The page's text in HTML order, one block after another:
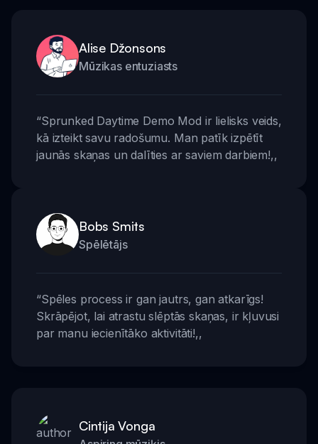
Alise Džonsons
Mūzikas entuziasts
“Sprunked Daytime Demo Mod ir lielisks veids,
kā izteikt savu radošumu. Man patīk izpētīt
jaunās skaņas un dalīties ar saviem darbiem!,,
Bobs Smits
Spēlētājs
“Spēles process ir gan jautrs, gan atkarīgs!
Skrāpējot, lai atrastu slēptās skaņas, ir kļuvusi
par manu iecienītāko aktivitāti!,,
Cintija Vonga